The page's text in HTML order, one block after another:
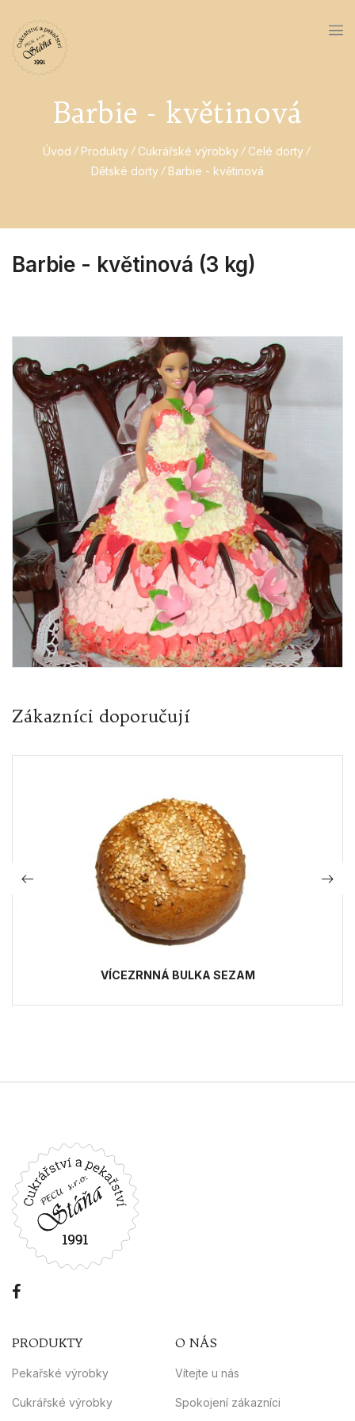
Barbie - květinová
Úvod Produkty Cukrářské výrobky
Celé dorty
Dětské dorty
Barbie - květinová
Barbie - květinová (3 kg)
Zákazníci doporučují
VÍCEZRNNÁ BULKA SEZAM
PRODUKTY
Pekařské výrobky
Cukrářské výrobky
O NÁS
Vítejte u nás
Spokojení zákazníci